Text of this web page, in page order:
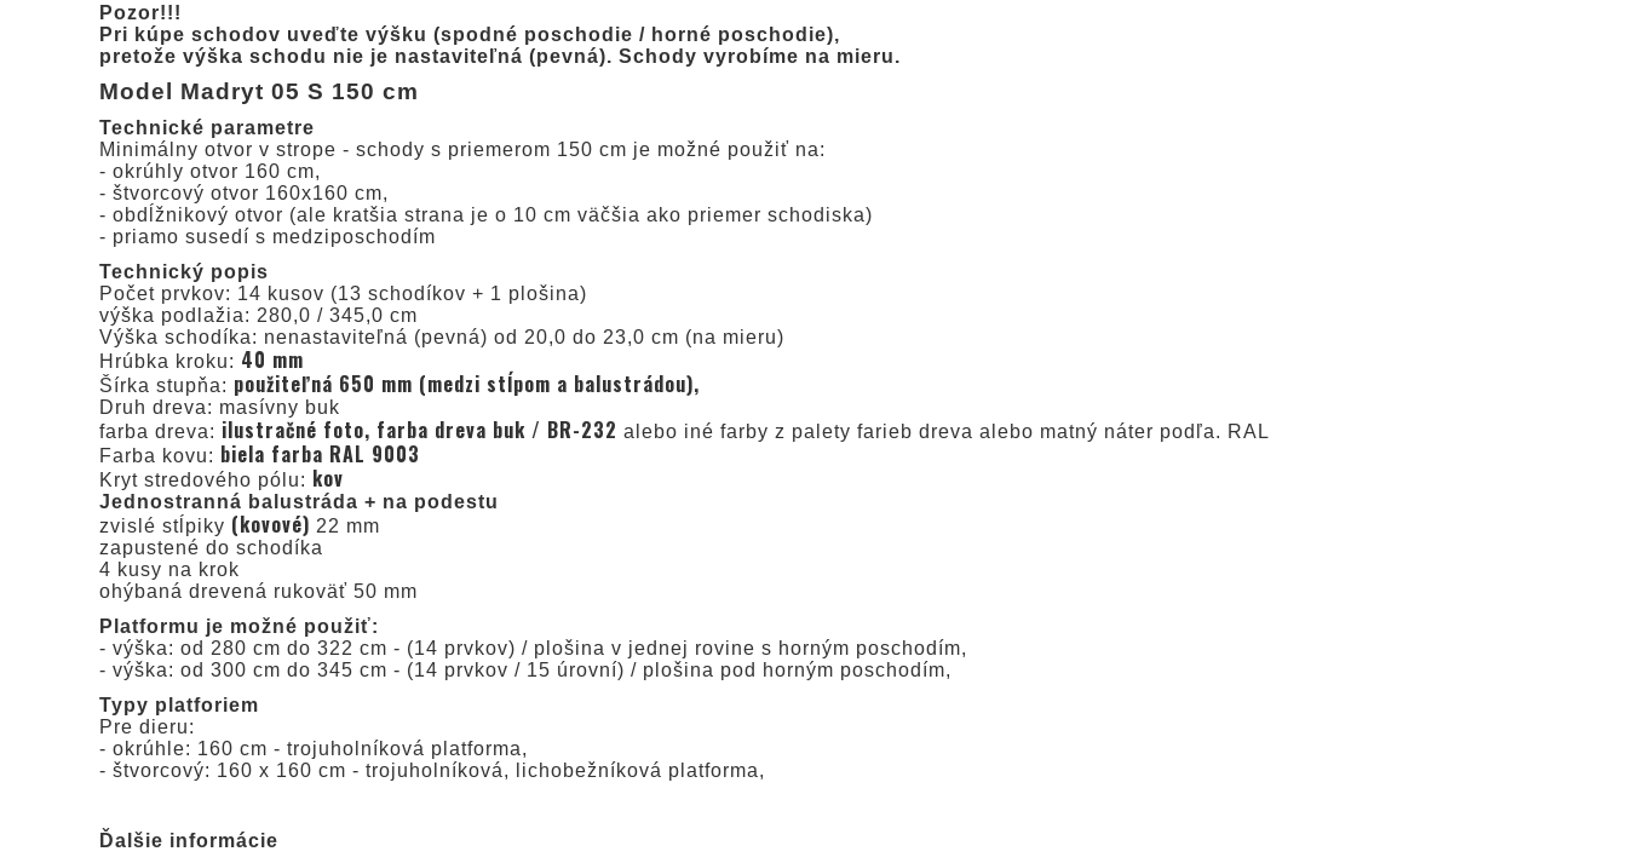
Pozor!!!
Pri kúpe schodov uveďte výšku (spodné poschodie / horné poschodie),
pretože výška schodu nie je nastaviteľná (pevná). Schody vyrobíme na mieru.
Model Madryt 05 S 150 cm
Technické parametre
Minimálny otvor v strope - schody s priemerom 150 cm je možné použiť na:
- okrúhly otvor 160 cm,
- štvorcový otvor 160x160 cm,
- obdĺžnikový otvor (ale kratšia strana je o 10 cm väčšia ako priemer schodiska)
- priamo susedí s medziposchodím
Technický popis
Počet prvkov: 14 kusov (13 schodíkov + 1 plošina)
výška podlažia: 280,0 / 345,0 cm
Výška schodíka: nenastaviteľná (pevná) od 20,0 do 23,0 cm (na mieru)
Hrúbka kroku: 40 mm
Šírka stupňa: použiteľná 650 mm (medzi stĺpom a balustrádou),
Druh dreva: masívny buk
farba dreva: ilustračné foto, farba dreva buk / BR-232 alebo iné farby z palety farieb dreva alebo matný náter podľa. RAL
Farba kovu: biela farba RAL 9003
Kryt stredového pólu: kov
Jednostranná balustráda + na podestu
zvislé stĺpiky (kovové) 22 mm
zapustené do schodíka
4 kusy na krok
ohýbaná drevená rukoväť 50 mm
Platformu je možné použiť:
- výška: od 280 cm do 322 cm - (14 prvkov) / plošina v jednej rovine s horným poschodím,
- výška: od 300 cm do 345 cm - (14 prvkov / 15 úrovní) / plošina pod horným poschodím,
Typy platforiem
Pre dieru:
- okrúhle: 160 cm - trojuholníková platforma,
- štvorcový: 160 x 160 cm - trojuholníková, lichobežníková platforma,
Ďalšie informácie